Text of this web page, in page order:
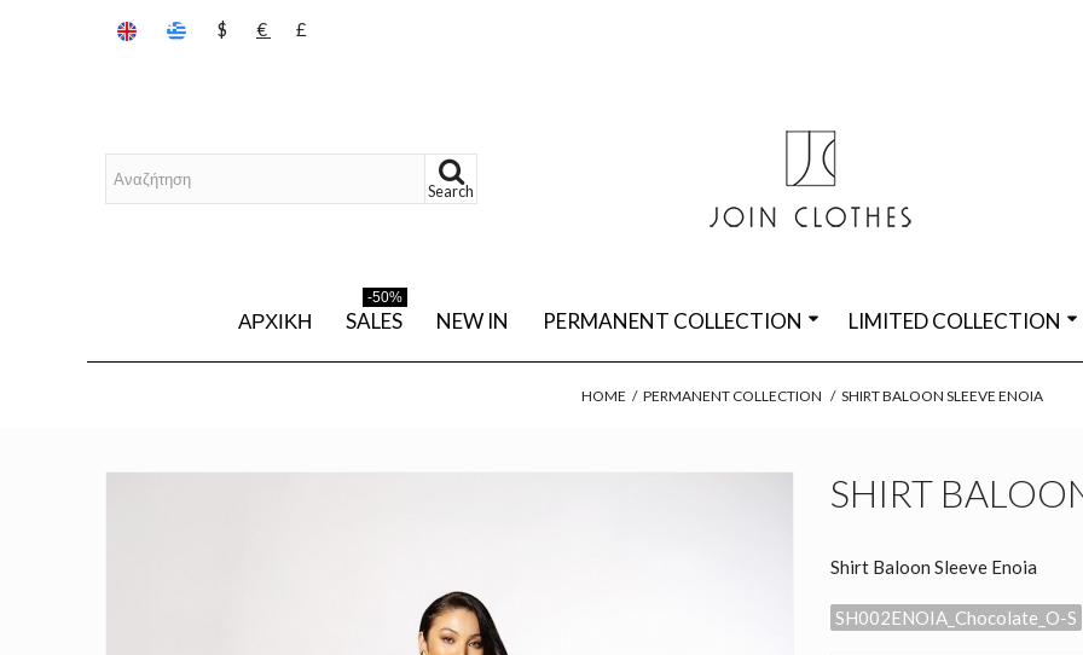
$ € £
Search
ΑΡΧΙΚΉ SALES
-50%
NEW IN PERMANENT COLLECTION LIMITED COLLECTION
HOME / PERMANENT COLLECTION / SHIRT BALOON SLEEVE ENOIA
SHIRT
Shirt Baloon Sleeve Enoia
SH002ENOIA_Chocolate_O-S